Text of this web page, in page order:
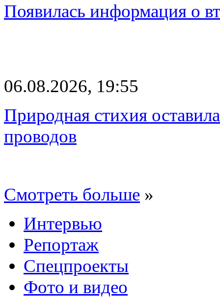
Появилась информация о
06.08.2026, 19:55
Природная стихия
проводов
Смотреть больше »
Интервью
Репортаж
Спецпроекты
Фото и видео